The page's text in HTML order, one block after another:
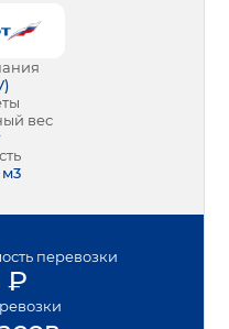
)
вес
м3
перевозки
₽